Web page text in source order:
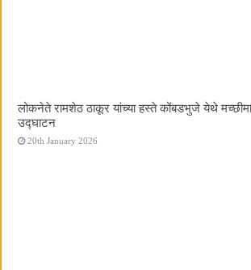
लोकनेते रामशेठ ठाकूर यांच्या हस्ते कोंबडभुजे येथे
उद्घाटन
20th January 2026